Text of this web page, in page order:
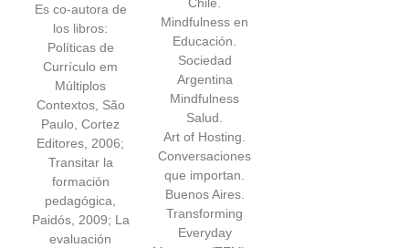
Es co-autora de
los libros:
Políticas de
Currículo em
Múltiplos
Contextos, São
Paulo, Cortez
Editores, 2006;
Transitar la
formación
pedagógica,
Paidós, 2009; La
evaluación
Mindfulness en
Educación.
Sociedad
Argentina
Mindfulness
Salud.
Art of Hosting.
Conversaciones
que importan.
Buenos Aires.
Transforming
Everyday